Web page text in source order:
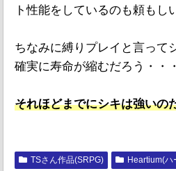
ト性能をしているのも頼もし
ちなみに縛りプレイと言って
確実に寿命が縮むだろう・・・
それほどまでにシキは強いの
TSさん作品(SRPG) Heartium(ハ